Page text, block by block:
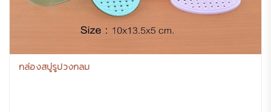
กล่องสบู่รูปวงกลม